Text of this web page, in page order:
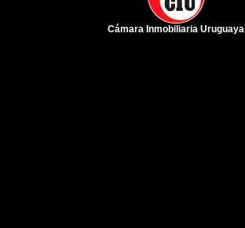
Cámara Inmobiliaria Uruguaya